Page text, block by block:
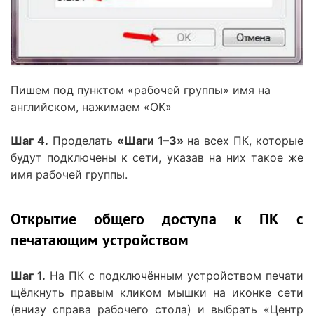
Пишем под пунктом «рабочей группы» имя на
английском, нажимаем «ОК»
Шаг 4. Проделать «Шаги 1–3» на всех ПК, которые
будут подключены к сети, указав на них такое же
имя рабочей группы.
Открытие общего доступа к ПК с
печатающим устройством
Шаг 1. На ПК с подключённым устройством печати
щёлкнуть правым кликом мышки на иконке сети
(внизу справа рабочего стола) и выбрать «Центр